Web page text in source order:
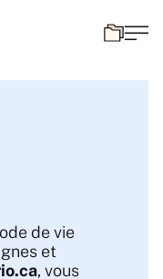
de vie
et
, vous